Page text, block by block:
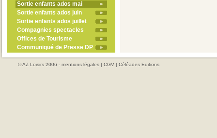
Sortie enfants ados mai
Sortie enfants ados juin
Sortie enfants ados juillet
Compagnies spectacles
Offices de Tourisme
Communiqué de Presse DP
© AZ Loisirs 2006 - mentions légales | CGV | Céléades Editions